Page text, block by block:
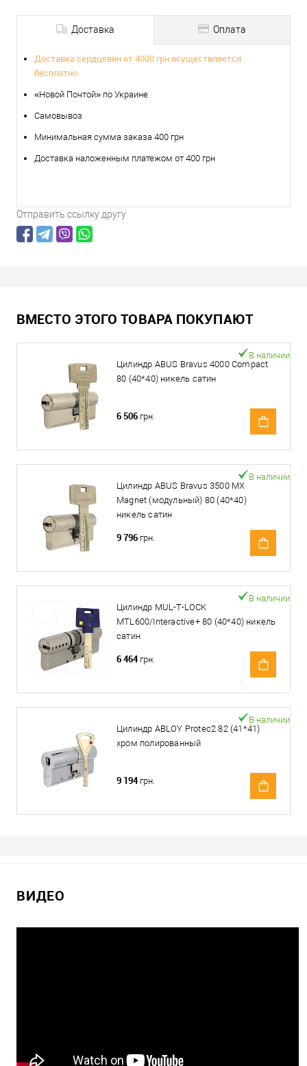
Доставка Оплата
Доставка сердцевин от 4000 грн осуществляется
бесплатно
«Новой Почтой» по Украине
Самовывоз
Минимальная сумма заказа 400 грн
Доставка наложенным платежом от 400 грн
Отправить ссылку другу
ВМЕСТО ЭТОГО ТОВАРА ПОКУПАЮТ
Цилиндр ABUS Bravus 4000 Compact
80 (40*40) никель сатин
В наличии
6 506 грн.
Цилиндр ABUS Bravus 3500 MX
Magnet (модульный) 80 (40*40)
никель сатин
В наличии
9 796 грн.
Цилиндр MUL-T-LOCK
MTL600/Interactive+ 80 (40*40) никель
сатин
В наличии
6 464 грн.
Цилиндр ABLOY Protec2 82 (41*41)
хром полированный
В наличии
9 194 грн.
ВИДЕО